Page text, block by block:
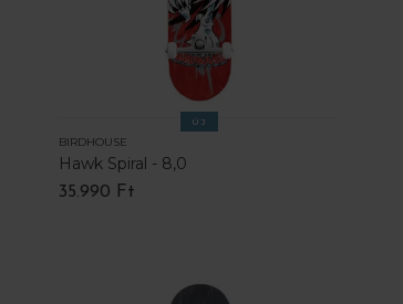
ÚJ
BIRDHOUSE
Hawk Spiral - 8,0
35.990 Ft